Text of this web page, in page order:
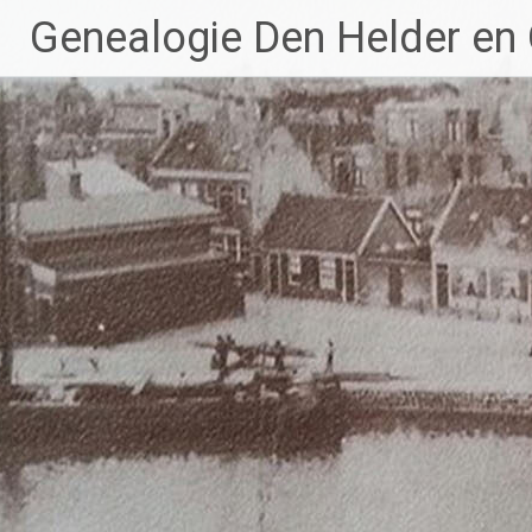
naar
de
inhoud
Genealogie Den Helder